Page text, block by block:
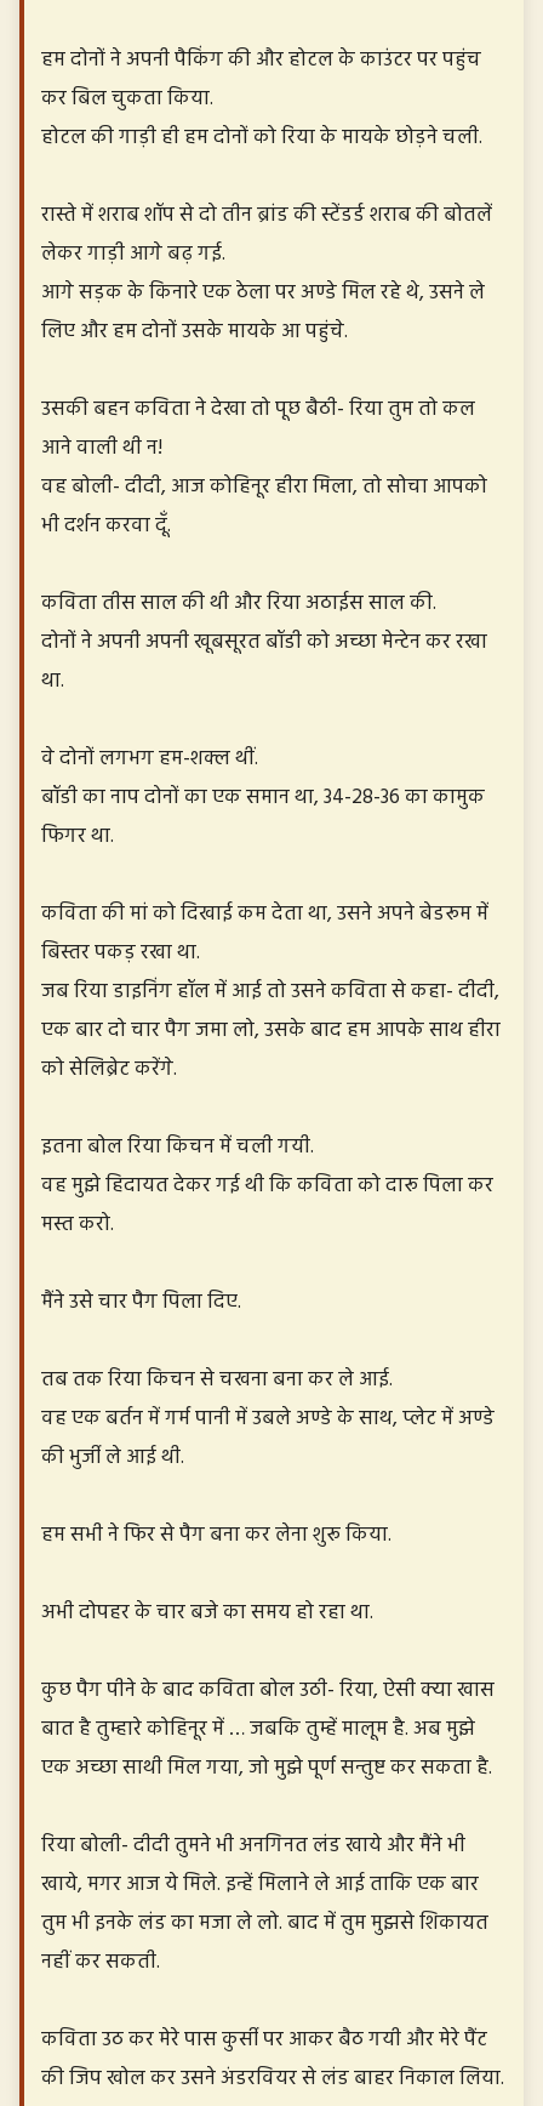
हम दोनों ने अपनी पैकिंग की और होटल के काउंटर पर पहुंच
कर बिल चुकता किया.
होटल की गाड़ी ही हम दोनों को रिया के मायके छोड़ने चली.
रास्ते में शराब शॉप से दो तीन ब्रांड की स्टेंडर्ड शराब की बोतलें
लेकर गाड़ी आगे बढ़ गई.
आगे सड़क के किनारे एक ठेला पर अण्डे मिल रहे थे, उसने ले
लिए और हम दोनों उसके मायके आ पहुंचे.
उसकी बहन कविता ने देखा तो पूछ बैठी- रिया तुम तो कल
आने वाली थी न!
वह बोली- दीदी, आज कोहिनूर हीरा मिला, तो सोचा आपको
भी दर्शन करवा दूँ.
कविता तीस साल की थी और रिया अठाईस साल की.
दोनों ने अपनी अपनी खूबसूरत बॉडी को अच्छा मेन्टेन कर रखा
था.
वे दोनों लगभग हम-शक्ल थीं.
बॉडी का नाप दोनों का एक समान था, 34-28-36 का कामुक
फिगर था.
कविता की मां को दिखाई कम देता था, उसने अपने बेडरूम में
बिस्तर पकड़ रखा था.
जब रिया डाइनिंग हॉल में आई तो उसने कविता से कहा- दीदी,
एक बार दो चार पैग जमा लो, उसके बाद हम आपके साथ हीरा
को सेलिब्रेट करेंगे.
इतना बोल रिया किचन में चली गयी.
वह मुझे हिदायत देकर गई थी कि कविता को दारू पिला कर
मस्त करो.
मैंने उसे चार पैग पिला दिए.
तब तक रिया किचन से चखना बना कर ले आई.
वह एक बर्तन में गर्म पानी में उबले अण्डे के साथ, प्लेट में अण्डे
की भुर्जी ले आई थी.
हम सभी ने फिर से पैग बना कर लेना शुरू किया.
अभी दोपहर के चार बजे का समय हो रहा था.
कुछ पैग पीने के बाद कविता बोल उठी- रिया, ऐसी क्या खास
बात है तुम्हारे कोहिनूर में … जबकि तुम्हें मालूम है. अब मुझे
एक अच्छा साथी मिल गया, जो मुझे पूर्ण सन्तुष्ट कर सकता है.
रिया बोली- दीदी तुमने भी अनगिनत लंड खाये और मैंने भी
खाये, मगर आज ये मिले. इन्हें मिलाने ले आई ताकि एक बार
तुम भी इनके लंड का मजा ले लो. बाद में तुम मुझसे शिकायत
नहीं कर सकती.
कविता उठ कर मेरे पास कुर्सी पर आकर बैठ गयी और मेरे पैंट
की जिप खोल कर उसने अंडरवियर से लंड बाहर निकाल लिया.